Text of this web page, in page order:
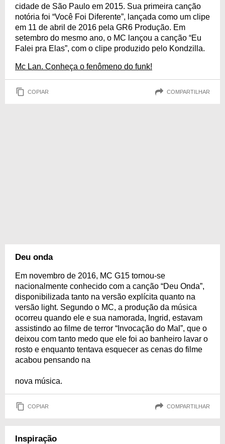
cidade de São Paulo em 2015. Sua primeira canção
notória foi “Você Foi Diferente”, lançada como um clipe
em 11 de abril de 2016 pela GR6 Produção. Em
setembro do mesmo ano, o MC lançou a canção “Eu
Falei pra Elas”, com o clipe produzido pelo Kondzilla.
Mc Lan. Conheça o fenômeno do funk!
COPIAR COMPARTILHAR
Deu onda
Em novembro de 2016, MC G15 tornou-se
nacionalmente conhecido com a canção “Deu Onda”,
disponibilizada tanto na versão explícita quanto na
versão light. Segundo o MC, a produção da música
ocorreu quando ele e sua namorada, Ingrid, estavam
assistindo ao filme de terror “Invocação do Mal”, que o
deixou com tanto medo que ele foi ao banheiro lavar o
rosto e enquanto tentava esquecer as cenas do filme
acabou pensando na
nova música.
COPIAR COMPARTILHAR
Inspiração